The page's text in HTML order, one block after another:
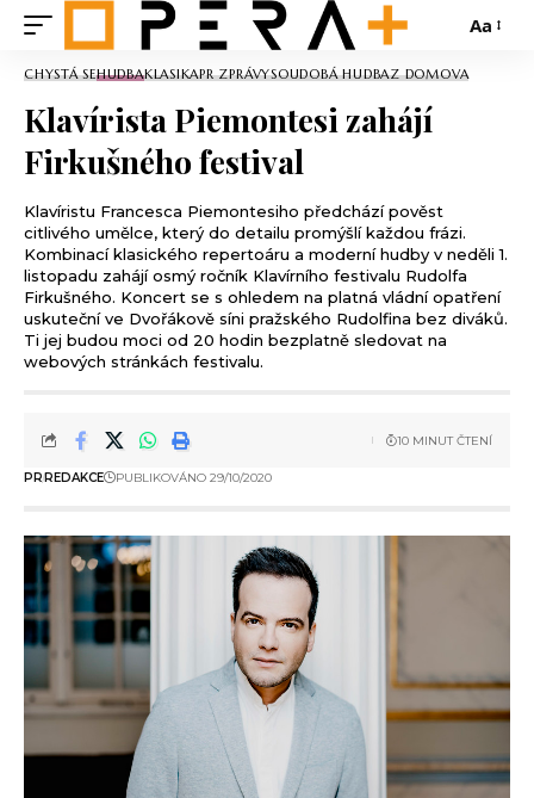
Aa
CHYSTÁ SEHUDBAKLASIKAPR ZPRÁVYSOUDOBÁ HUDBAZ DOMOVA
Klavírista Piemontesi zahájí
Firkušného festival
Klavíristu Francesca Piemontesiho předchází pověst
citlivého umělce, který do detailu promýšlí každou frázi.
Kombinací klasického repertoáru a moderní hudby v neděli 1.
listopadu zahájí osmý ročník Klavírního festivalu Rudolfa
Firkušného. Koncert se s ohledem na platná vládní opatření
uskuteční ve Dvořákově síni pražského Rudolfina bez diváků.
Ti jej budou moci od 20 hodin bezplatně sledovat na
webových stránkách festivalu.
PRREDAKCE PUBLIKOVÁNO 29/10/2020
10 MINUT ČTENÍ